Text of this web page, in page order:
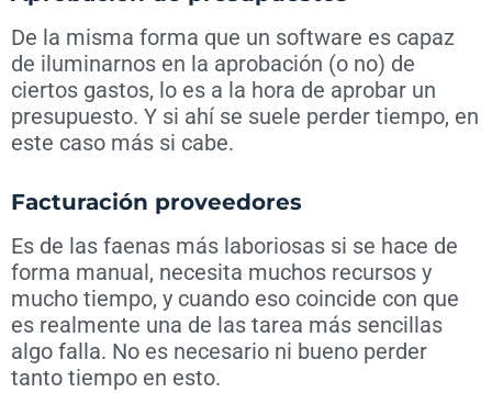
De la misma forma que un software es capaz
de iluminarnos en la aprobación (o no) de
ciertos gastos, lo es a la hora de aprobar un
presupuesto. Y si ahí se suele perder tiempo, en
este caso más si cabe.
Facturación proveedores
Es de las faenas más laboriosas si se hace de
forma manual, necesita muchos recursos y
mucho tiempo, y cuando eso coincide con que
es realmente una de las tarea más sencillas
algo falla. No es necesario ni bueno perder
tanto tiempo en esto.